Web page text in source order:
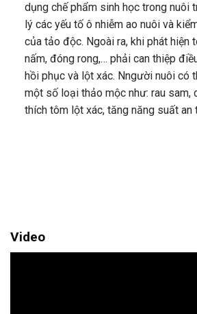
dụng chế phẩm sinh học trong nuôi
lý các yếu tố ô nhiễm ao nuôi và
của tảo độc. Ngoài ra, khi phát hiện
nấm, đóng rong,… phải can thiệp
hồi phục và lột xác. Nngười nuôi có
một số loại thảo mộc như: rau sam,
thích tôm lột xác, tăng năng suất an
Video